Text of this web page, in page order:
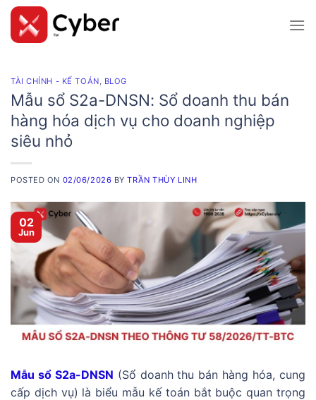
Skip
content
TÀI CHÍNH - KẾ TOÁN, BLOG
Mẫu sổ S2a-DNSN: Sổ doanh thu bán
hàng hóa dịch vụ cho doanh nghiệp
siêu nhỏ
POSTED ON 02/06/2026 BYTRẦN THÙY LINH
02
Jun
Mẫu sổ S2a-DNSN (Sổ doanh thu bán hàng hóa, cung
cấp dịch vụ) là biểu mẫu kế toán bắt buộc quan trọng